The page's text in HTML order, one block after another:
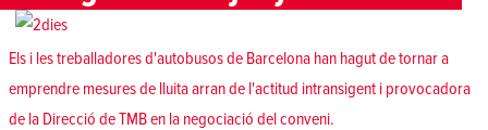
Els i les treballadores d'autobusos de Barcelona han hagut de tornar a
emprendre mesures de lluita arran de l'actitud intransigent i provocadora
de la Direcció de TMB en la negociació del conveni.